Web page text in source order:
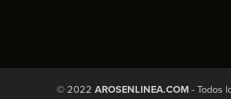
© 2022 AROSENLINEA.COM - Todos